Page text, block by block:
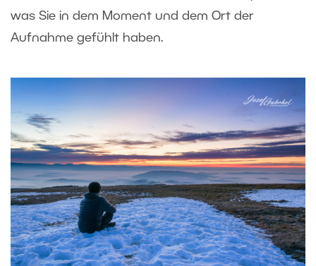
was Sie in dem Moment und dem Ort der
Aufnahme gefühlt haben.